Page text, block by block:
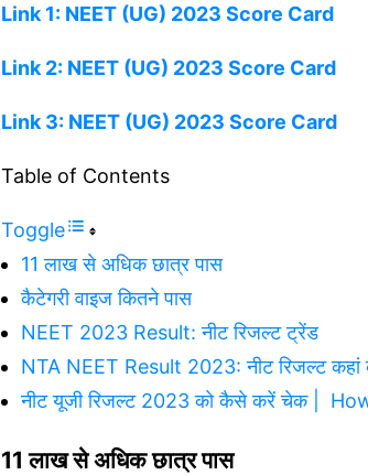
Link 1: NEET (UG) 2023 Score Card
Link 2: NEET (UG) 2023 Score Card
Link 3: NEET (UG) 2023 Score Card
Table of Contents
Toggle
11 लाख से अधिक छात्र पास
कैटेगरी वाइज कितने पास
NEET 2023 Result: नीट रिजल्ट ट्रेंड
NTA NEET Result 2023: नीट रिजल्ट
नीट यूजी रिजल्ट 2023 को कैसे करें चेक |
11 लाख से अधिक छात्र पास